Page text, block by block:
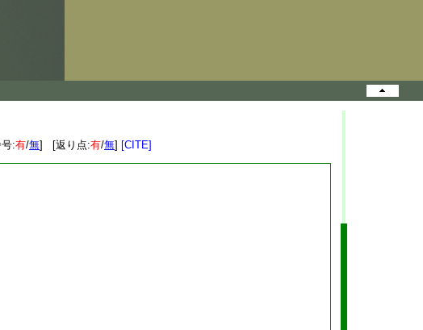
:有/無] [返り点:有/無] [CITE]